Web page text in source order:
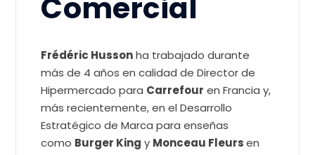
Comercial
Frédéric Husson ha trabajado durante
más de 4 años en calidad de Director de
Hipermercado para Carrefour en Francia y,
más recientemente, en el Desarrollo
Estratégico de Marca para enseñas
como Burger King y Monceau Fleurs en